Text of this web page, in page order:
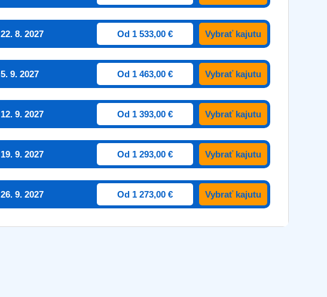
22. 8. 2027 Od 1 533,00 € Vybrať kajutu
5. 9. 2027 Od 1 463,00 € Vybrať kajutu
12. 9. 2027 Od 1 393,00 € Vybrať kajutu
19. 9. 2027 Od 1 293,00 € Vybrať kajutu
26. 9. 2027 Od 1 273,00 € Vybrať kajutu